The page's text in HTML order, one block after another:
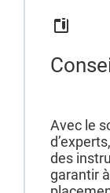
Avec le
des
garantir